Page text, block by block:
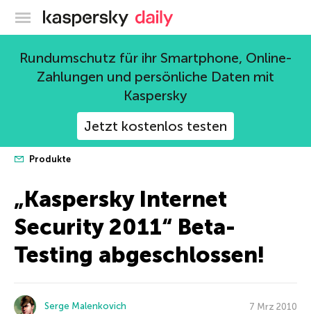
Offizieller Blog von Kaspersky
Rundumschutz für ihr Smartphone, Online-
Zahlungen und persönliche Daten mit
Kaspersky
Jetzt kostenlos testen
Produkte
„Kaspersky Internet
Security 2011“ Beta-
Testing abgeschlossen!
Serge Malenkovich 7 Mrz 2010